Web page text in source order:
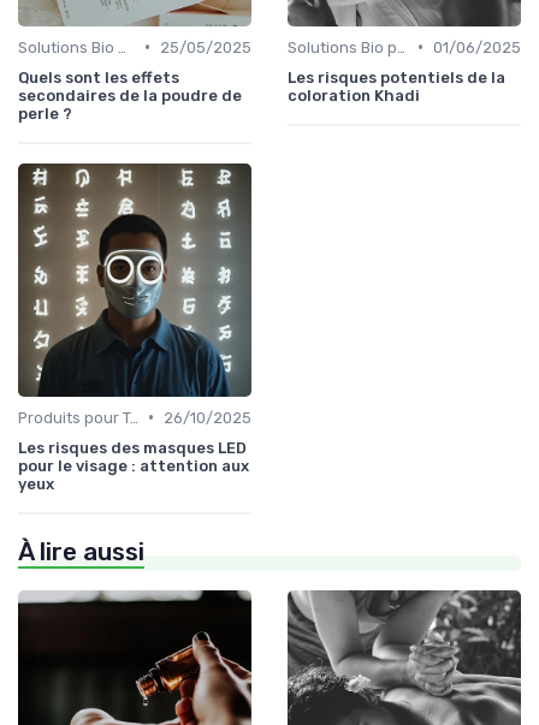
•
25/05/2025
Quels sont les effets
secondaires de la poudre de
perle ?
• 01/06/2025
Les risques potentiels de la
coloration Khadi
Produits pour Types de Peau •
26/10/2025
Les risques des masques LED
pour le visage : attention aux
yeux
À lire aussi